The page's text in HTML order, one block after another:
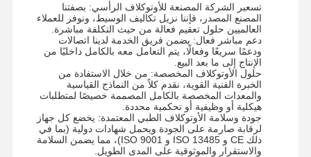
تسعير الشركة المصنعة للأوتوكلاف الرأسي: بصفتنا
المصنع المصدر، فإننا نزيل تكاليف الوسيط، ونوفر للعملاء
العالميين حلول تعقيم فعالة من حيث التكلفة مباشرة.
دعم مباشر فعال: يضمن فريق الخدمة لدينا اتصالات
ودعمًا سريعًا وفعالًا، يتم التعامل معه بالكامل داخليًا من
الإنتاج إلى ما بعد البيع.
حلول الأوتوكلاف المخصصة: من خلال الاستفادة من
الخبرة الفنية القوية، نقدم كلاً من النماذج القياسية
والمعدات المخصصة بالكامل المصممة خصيصًا لمتطلبات
هيكلية أو وظيفية أو تحكمية محددة.
جودة وسلامة الأوتوكلاف الطبي المعتمدة: يخضع كل جهاز
لرقابة صارمة على الجودة ويحمل شهادات دولية (بما في
ذلك CE و ISO 13485 و ISO 9001)، مما يضمن السلامة
والاستقرار والموثوقية على المدى الطويل.